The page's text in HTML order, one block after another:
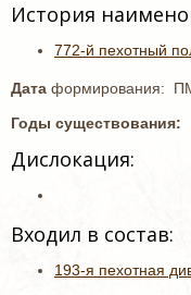
История
772-й пехотный
Дата формирования:
Годы существования:
Дислокация:
Входил в состав:
193-я пехотная